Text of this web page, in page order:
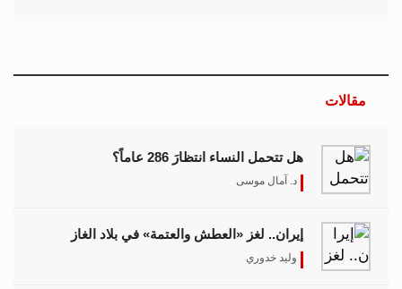
مقالات
هل تتحمل النساء انتظارَ 286 عاماً؟
د. آمال موسى
إيران.. لغز «العطش والعتمة» في بلاد الغاز
وليد خدوري